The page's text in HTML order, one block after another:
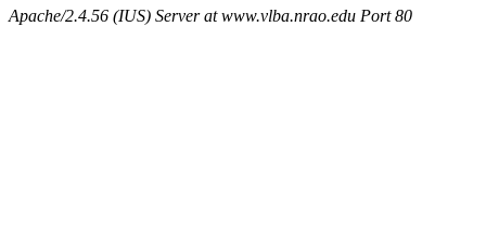
Apache/2.4.56 (IUS) Server at www.vlba.nrao.edu Port 80